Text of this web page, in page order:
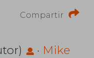
Compartir
· Mike